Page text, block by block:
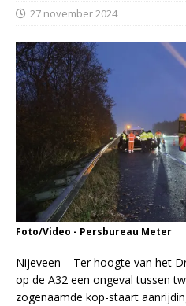
27 november 2024
Foto/Video - Persbureau Meter
Nijeveen – Ter hoogte van het
op de A32 een ongeval tussen
zogenaamde kop-staart